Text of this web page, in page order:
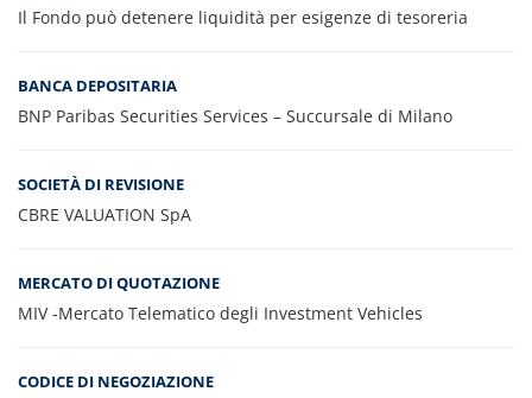
Il Fondo può detenere liquidità per esigenze di tesoreria
BANCA DEPOSITARIA
BNP Paribas Securities Services – Succursale di Milano
SOCIETÀ DI REVISIONE
CBRE VALUATION SpA
MERCATO DI QUOTAZIONE
MIV -Mercato Telematico degli Investment Vehicles
CODICE DI NEGOZIAZIONE